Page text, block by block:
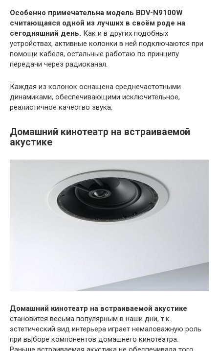
Особенно примечательна модель BDV-N9100W
считающаяся одной из лучших в своём роде на
сегодняшний день. Как и в других подобных
устройствах, активные колонки в ней подключаются при
помощи кабеля, остальные работаю по принципу
передачи через радиоканал.
Каждая из колонок оснащена среднечастотными
динамиками, обеспечивающими исключительное,
реалистичное качество звука.
Домашний кинотеатр на встраиваемой
акустике
Домашний кинотеатр на встраиваемой акустике
становится весьма популярным в наши дни, т.к.
эстетический вид интерьера играет немаловажную роль
при выборе компонентов домашнего кинотеатра.